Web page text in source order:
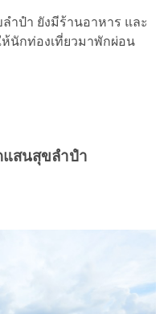
ปำ ยังมีร้านอาหาร และ
ห้นักท่องเที่ยวมาพักผ่อน
แสนสุขลำปำ